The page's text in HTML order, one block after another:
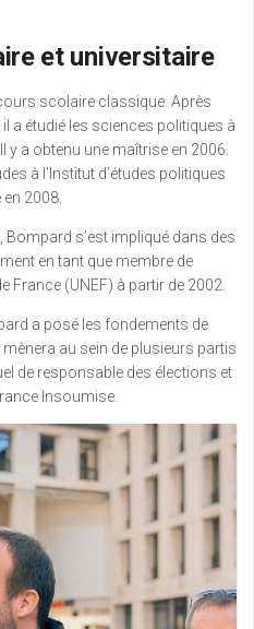
et universitaire
scolaire classique. Après
a étudié les sciences politiques à
y a obtenu une maîtrise en 2006.
à l’Institut d’études politiques
2008.
s’est impliqué dans des
en tant que membre de
France (UNEF) à partir de 2002.
a posé les fondements de
au sein de plusieurs partis
de responsable des élections et
Insoumise.